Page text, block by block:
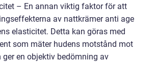
– En annan viktig faktor för att
av nattkrämer anti age
elasticitet. Detta kan göras med
som mäter hudens motstånd mot
en objektiv bedömning av